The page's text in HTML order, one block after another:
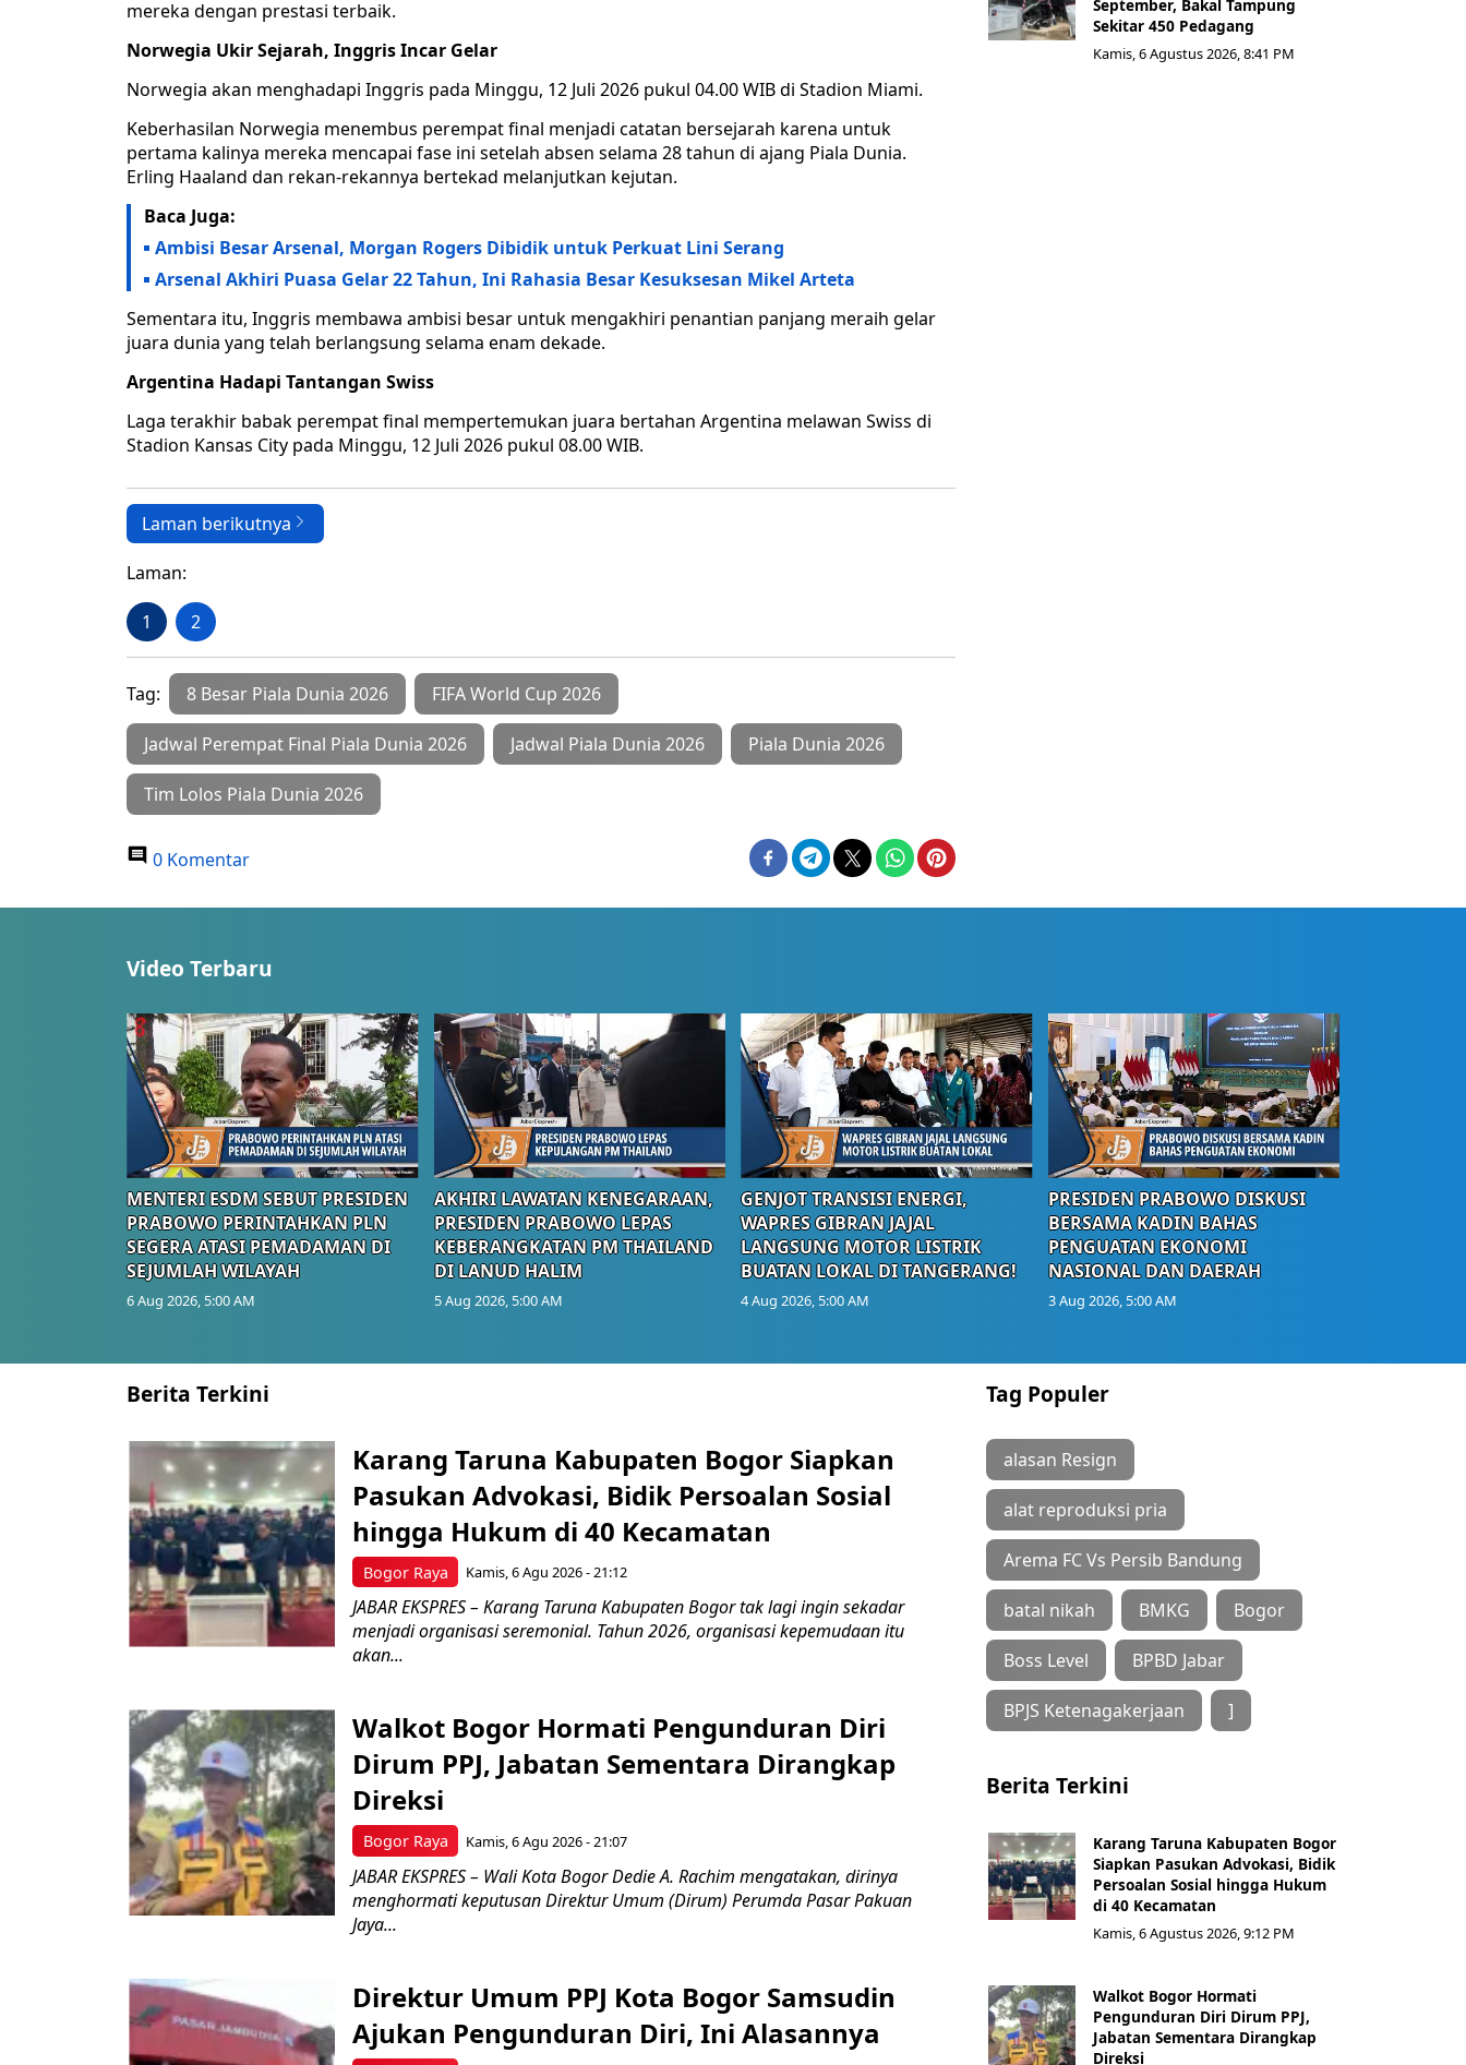
mereka dengan prestasi terbaik.
Norwegia Ukir Sejarah, Inggris Incar Gelar
Norwegia akan menghadapi Inggris pada Minggu, 12 Juli 2026 pukul 04.00 WIB di Stadion Miami.
Keberhasilan Norwegia menembus perempat final menjadi catatan bersejarah karena untuk
pertama kalinya mereka mencapai fase ini setelah absen selama 28 tahun di ajang Piala Dunia.
Erling Haaland dan rekan-rekannya bertekad melanjutkan kejutan.
Baca Juga:
Ambisi Besar Arsenal, Morgan Rogers Dibidik untuk Perkuat Lini Serang
Arsenal Akhiri Puasa Gelar 22 Tahun, Ini Rahasia Besar Kesuksesan Mikel Arteta
Sementara itu, Inggris membawa ambisi besar untuk mengakhiri penantian panjang meraih gelar
juara dunia yang telah berlangsung selama enam dekade.
Argentina Hadapi Tantangan Swiss
Laga terakhir babak perempat final mempertemukan juara bertahan Argentina melawan Swiss di
Stadion Kansas City pada Minggu, 12 Juli 2026 pukul 08.00 WIB.
Laman berikutnya
Laman:
1 2
Tag: 8 Besar Piala Dunia 2026 FIFA World Cup 2026
Jadwal Perempat Final Piala Dunia 2026 Jadwal Piala Dunia 2026 Piala Dunia 2026
Tim Lolos Piala Dunia 2026
0 Komentar
September, Bakal Tampung
Sekitar 450 Pedagang
Kamis, 6 Agustus 2026, 8:41 PM
Video Terbaru
MENTERI ESDM SEBUT PRESIDEN
PRABOWO PERINTAHKAN PLN
SEGERA ATASI PEMADAMAN DI
SEJUMLAH WILAYAH
6 Aug 2026, 5:00 AM
AKHIRI LAWATAN KENEGARAAN,
PRESIDEN PRABOWO LEPAS
KEBERANGKATAN PM THAILAND
DI LANUD HALIM
5 Aug 2026, 5:00 AM
GENJOT TRANSISI ENERGI,
WAPRES GIBRAN JAJAL
LANGSUNG MOTOR LISTRIK
BUATAN LOKAL DI TANGERANG!
4 Aug 2026, 5:00 AM
PRESIDEN PRABOWO DISKUSI
BERSAMA KADIN BAHAS
PENGUATAN EKONOMI
NASIONAL DAN DAERAH
3 Aug 2026, 5:00 AM
Berita Terkini
Bogor Raya
Karang Taruna Kabupaten Bogor Siapkan
Pasukan Advokasi, Bidik Persoalan Sosial
hingga Hukum di 40 Kecamatan
Kamis, 6 Agu 2026 - 21:12
JABAR EKSPRES – Karang Taruna Kabupaten Bogor tak lagi ingin sekadar
menjadi organisasi seremonial. Tahun 2026, organisasi kepemudaan itu
akan...
Bogor Raya
Walkot Bogor Hormati Pengunduran Diri
Dirum PPJ, Jabatan Sementara Dirangkap
Direksi
Kamis, 6 Agu 2026 - 21:07
JABAR EKSPRES – Wali Kota Bogor Dedie A. Rachim mengatakan, dirinya
menghormati keputusan Direktur Umum (Dirum) Perumda Pasar Pakuan
Jaya...
Direktur Umum PPJ Kota Bogor Samsudin
Ajukan Pengunduran Diri, Ini Alasannya
Tag Populer
alasan Resign
alat reproduksi pria
Arema FC Vs Persib Bandung
batal nikah BMKG Bogor
Boss Level BPBD Jabar
BPJS Ketenagakerjaan ]
Berita Terkini
Karang Taruna Kabupaten Bogor
Siapkan Pasukan Advokasi, Bidik
Persoalan Sosial hingga Hukum
di 40 Kecamatan
Kamis, 6 Agustus 2026, 9:12 PM
Walkot Bogor Hormati
Pengunduran Diri Dirum PPJ,
Jabatan Sementara Dirangkap
Direksi